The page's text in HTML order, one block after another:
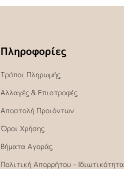
Πληροφορίες
Τρόποι Πληρωμής
Αλλαγές & Επιστροφές
Αποστολή Προιόντων
Όροι Χρήσης
Βήματα Αγοράς
Πολιτική Απορρήτου -